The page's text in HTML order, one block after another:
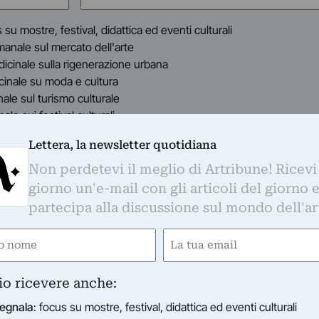
su mostre, festival, didattica ed eventi culturali
sul mercato dell'arte
sulla rigenerazione urbana
su moda e cultura
sul turismo culturale
sui festival culturali
con regolarità sul mondo dell'arte, nel rispetto della privacy come
trasferiti su MailChimp e trattati secondo le modalità riportate in
con l'apposito link presente nelle email.
contenuti e servizi dedicata all’arte e alla cultura
grazie all’esperienza decennale nel campo
Lettera, la newsletter quotidiana
Non perdetevi il meglio di Artribune!
giorno un'e-mail con gli articoli del giorno
partecipa alla discussione sul mondo
Email
ricevere anche:
: focus su mostre, festival, didattica ed eventi culturali